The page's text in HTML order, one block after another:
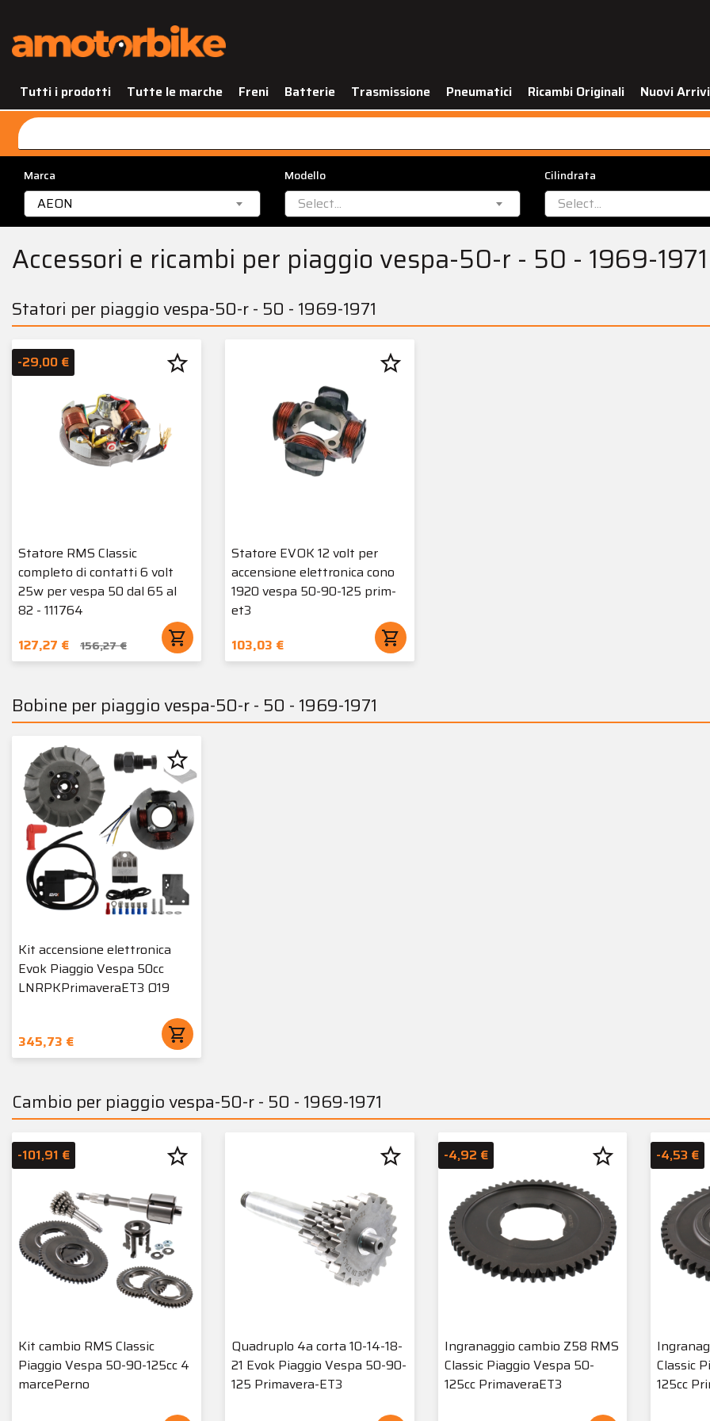
Tutti i prodotti Tutte le marche Freni Batterie Trasmissione Pneumatici Ricambi Originali Nuovi Arrivi
Marca
AEON
Modello
Select...
Cilindrata
Select...
Accessori e ricambi per piaggio vespa-50-r - 50 - 1969-1971
Statori per piaggio vespa-50-r - 50 - 1969-1971
Statore RMS Classic
completo di contatti 6 volt
25w per vespa 50 dal 65 al
82 - 111764
127,27 €
156,27 € shopping_cart
-29,00 € star_border
Statore EVOK 12 volt per
accensione elettronica cono
1920 vespa 50-90-125 prim-
et3
103,03 €
shopping_cart
star_border
Bobine per piaggio vespa-50-r - 50 - 1969-1971
Kit accensione elettronica
Evok Piaggio Vespa 50cc
LNRPKPrimaveraET3 Ø19
345,73 € shopping_cart
star_border
Cambio per piaggio vespa-50-r - 50 - 1969-1971
Kit cambio RMS Classic
Piaggio Vespa 50-90-125cc 4
marcePerno
-101,91 € star_border
Quadruplo 4a corta 10-14-18-
21 Evok Piaggio Vespa 50-90-
125 Primavera-ET3
star_border
Ingranaggio cambio Z58 RMS
Classic Piaggio Vespa 50-
125cc PrimaveraET3
-4,92 € star_border
Classic
125cc
-4,53 €